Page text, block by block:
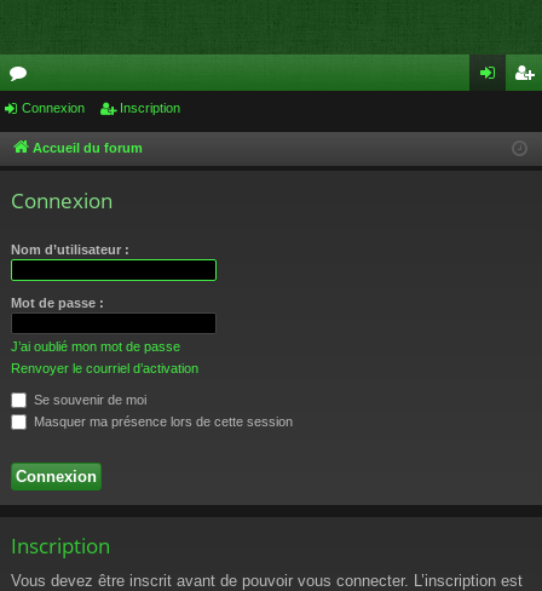
or
u cri
Connexion Inscription
Accueil du forum
Connexion
Nom d’utilisateur :
Mot de passe :
J’ai oublié mon mot de passe
Renvoyer le courriel d’activation
Se souvenir de moi
Masquer ma présence lors de cette session
Inscription
Vous devez être inscrit avant de pouvoir vous connecter. L’inscription est